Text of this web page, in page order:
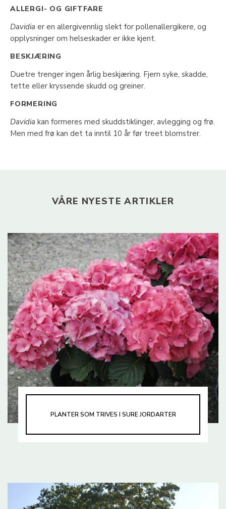
ALLERGI- OG GIFTFARE
Davidia er en allergivennlig slekt for pollenallergikere, og
opplysninger om helseskader er ikke kjent.
BESKJÆRING
Duetre trenger ingen årlig beskjæring. Fjern syke, skadde,
tette eller kryssende skudd og greiner.
FORMERING
Davidia kan formeres med skuddstiklinger, avlegging og frø.
Men med frø kan det ta inntil 10 år før treet blomstrer.
VÅRE NYESTE ARTIKLER
PLANTER SOM TRIVES I SURE JORDARTER